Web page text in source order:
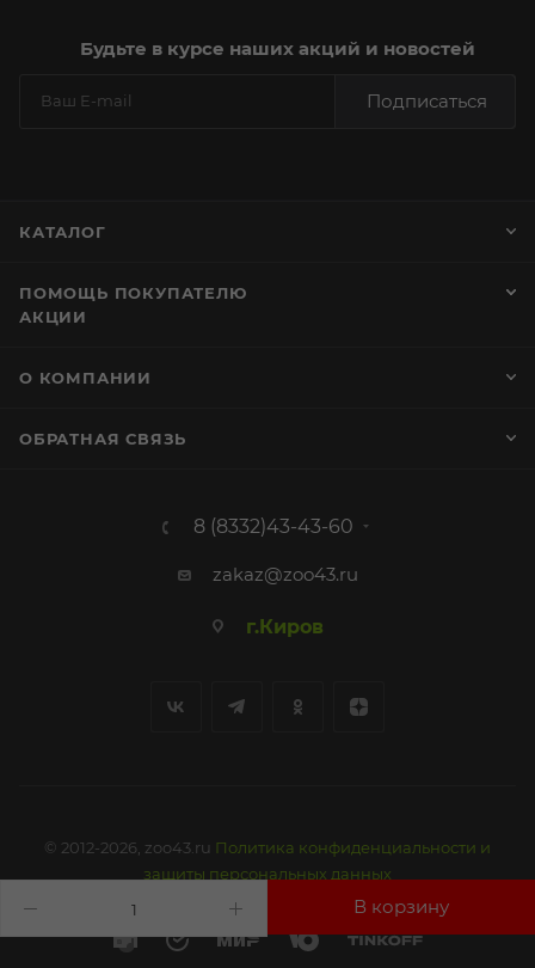
Будьте в курсе наших акций и новостей
Подписаться
КАТАЛОГ
ПОМОЩЬ ПОКУПАТЕЛЮ
АКЦИИ
О КОМПАНИИ
ОБРАТНАЯ СВЯЗЬ
8 (8332)43-43-60
zakaz@zoo43.ru
г.Киров
© 2012-2026, zoo43.ru Политика конфиденциальности и
защиты персональных данных